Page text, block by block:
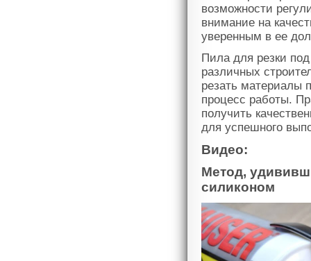
возможности
внимание на
уверенным в ее
Пила для резки
различных
резать материалы
процесс работы.
получить
для успешного
Видео:
Метод,
силиконом